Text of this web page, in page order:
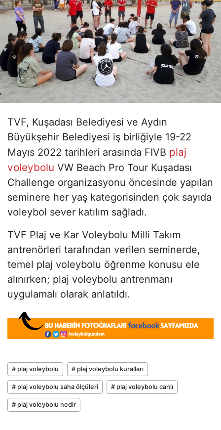
TVF, Kuşadası Belediyesi ve Aydın
Büyükşehir Belediyesi iş birliğiyle 19-22
Mayıs 2022 tarihleri arasında FIVB plaj
voleybolu VW Beach Pro Tour Kuşadası
Challenge organizasyonu öncesinde yapılan
seminere her yaş kategorisinden çok sayıda
voleybol sever katılım sağladı.
TVF Plaj ve Kar Voleybolu Milli Takım
antrenörleri tarafından verilen seminerde,
temel plaj voleybolu öğrenme konusu ele
alınırken; plaj voleybolu antrenmanı
uygulamalı olarak anlatıldı.
# plaj voleybolu # plaj voleybolu kuralları
# plaj voleybolu saha ölçüleri # plaj voleybolu canlı
# plaj voleybolu nedir